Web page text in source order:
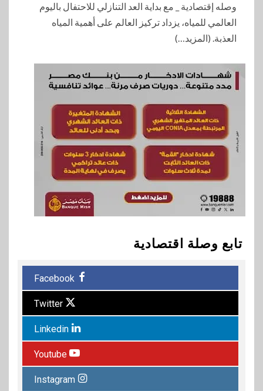
وصله إقتصادية _ مع بداية العد التنازلي للاحتفال باليوم
العالمي للمياه، يزداد تركيز العالم على أهمية المياه
العذبة. (المزيد…)
تابع وصلة اقتصادية
Facebook
Twitter
Linkedin
Youtube
Instagram